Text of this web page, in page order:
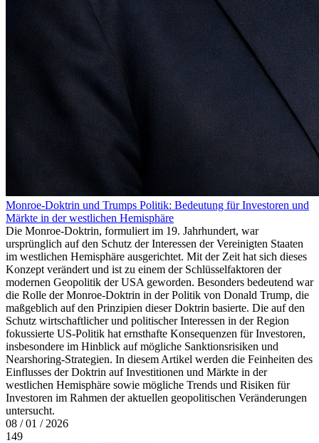
Monroe-Doktrin und Trumps Politik: Bedeutung für Investoren und
Märkte in der westlichen Hemisphäre
Die Monroe-Doktrin, formuliert im 19. Jahrhundert, war
ursprünglich auf den Schutz der Interessen der Vereinigten Staaten
im westlichen Hemisphäre ausgerichtet. Mit der Zeit hat sich dieses
Konzept verändert und ist zu einem der Schlüsselfaktoren der
modernen Geopolitik der USA geworden. Besonders bedeutend war
die Rolle der Monroe-Doktrin in der Politik von Donald Trump, die
maßgeblich auf den Prinzipien dieser Doktrin basierte. Die auf den
Schutz wirtschaftlicher und politischer Interessen in der Region
fokussierte US-Politik hat ernsthafte Konsequenzen für Investoren,
insbesondere im Hinblick auf mögliche Sanktionsrisiken und
Nearshoring-Strategien. In diesem Artikel werden die Feinheiten des
Einflusses der Doktrin auf Investitionen und Märkte in der
westlichen Hemisphäre sowie mögliche Trends und Risiken für
Investoren im Rahmen der aktuellen geopolitischen Veränderungen
untersucht.
08 / 01 / 2026
149